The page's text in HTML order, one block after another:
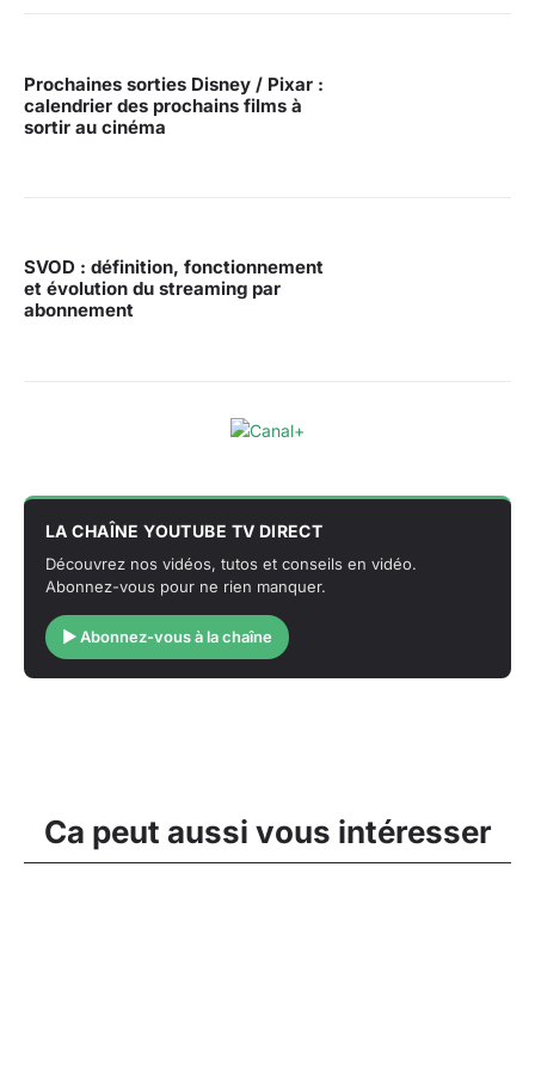
Prochaines sorties Disney / Pixar :
calendrier des prochains films à
sortir au cinéma
SVOD : définition, fonctionnement
et évolution du streaming par
abonnement
LA CHAÎNE YOUTUBE TV DIRECT
Découvrez nos vidéos, tutos et conseils en vidéo.
Abonnez-vous pour ne rien manquer.
▶ Abonnez-vous à la chaîne
Ca peut aussi vous intéresser